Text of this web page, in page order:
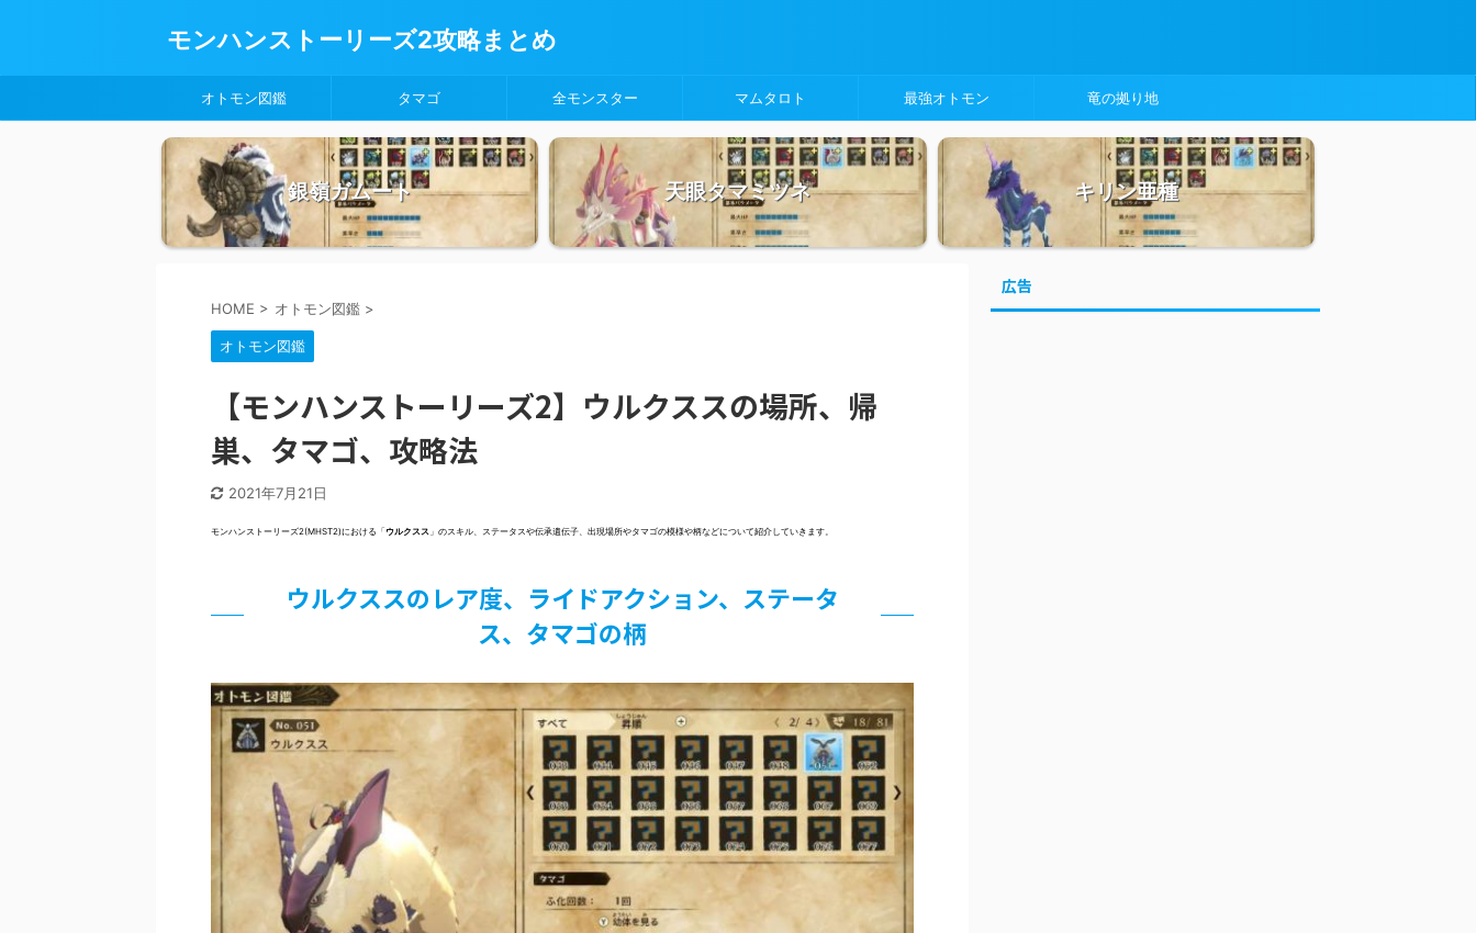
モンハンストーリーズ2攻略まとめ
オトモン図鑑 タマゴ 全モンスター マムタロト 最強オトモン 竜の拠り地
銀嶺ガムート 天眼タマミツネ キリン亜種
HOME > オトモン図鑑 >
オトモン図鑑
【モンハンストーリーズ2】ウルクススの場所、帰
巣、タマゴ、攻略法
2021年7月21日
モンハンストーリーズ2(MHST2)における「 ウルクスス 」のスキル、ステータスや伝承遺伝子、出現場所やタマゴの模様や柄などについて紹介していきます。
ウルクススのレア度、ライドアクション、ステータ
ス、タマゴの柄
広告